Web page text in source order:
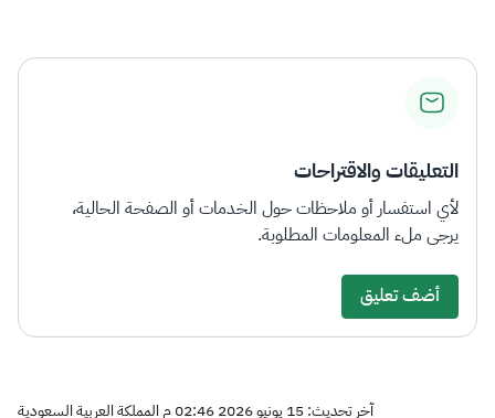
التعليقات والاقتراحات
لأي استفسار أو ملاحظات حول الخدمات أو الصفحة الحالية،
يرجى ملء المعلومات المطلوبة.
أضف تعليق
آخر تحديث: 15 يونيو 2026 02:46 م المملكة العربية السعودية